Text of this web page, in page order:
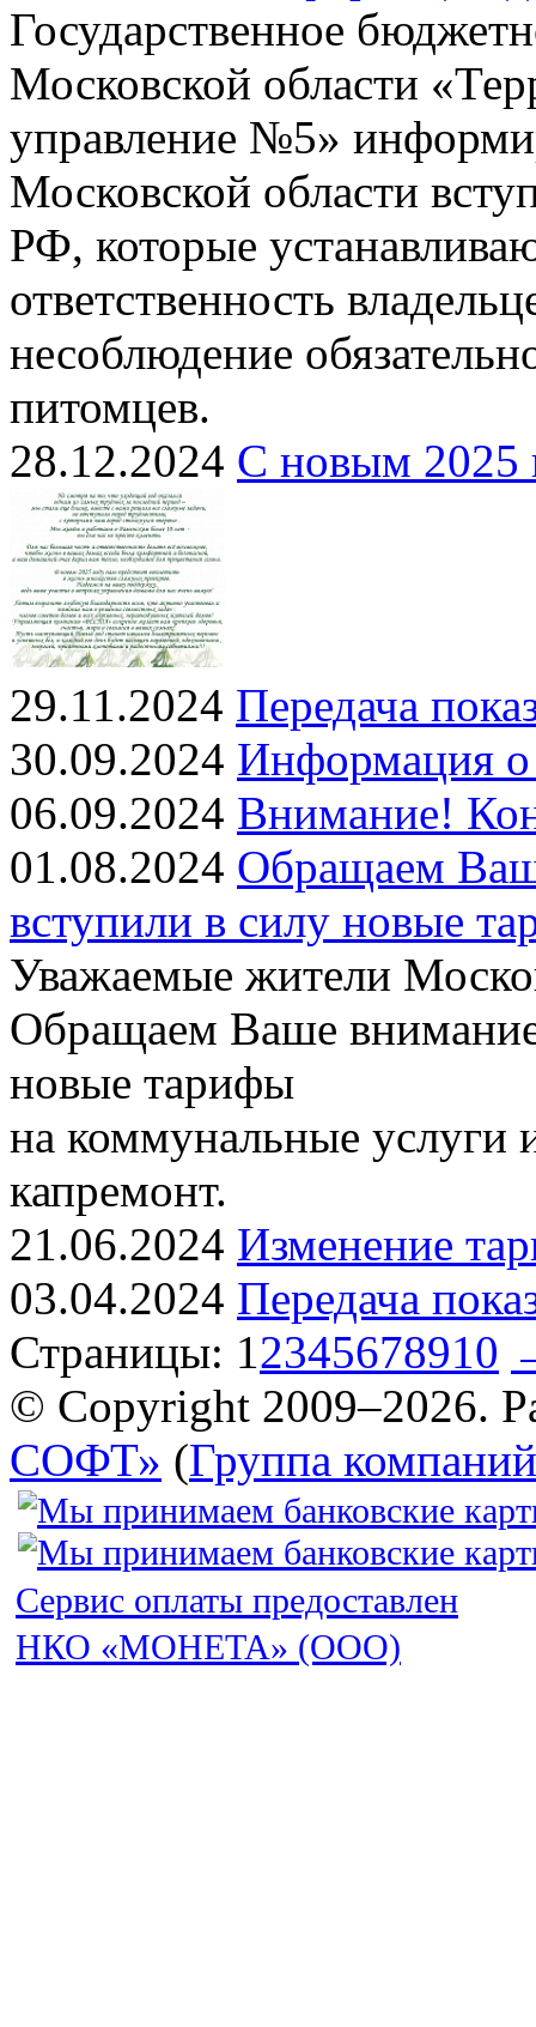
Государственное
Московской области
управление №5»
Московской области
РФ, которые
ответственность
несоблюдение
питомцев.
28.12.2024 С новым 2025
29.11.2024 Передача
30.09.2024 Информация о
06.09.2024 Внимание!
01.08.2024 Обращаем
вступили в силу новые
Уважаемые жители
Обращаем Ваше
новые тарифы
на коммунальные услуги
капремонт.
21.06.2024 Изменение
03.04.2024 Передача
Страницы: 12345678910
© Copyright 2009–2026.
СОФТ» (Группа
Сервис оплаты предоставлен
НКО «МОНЕТА» (ООО)